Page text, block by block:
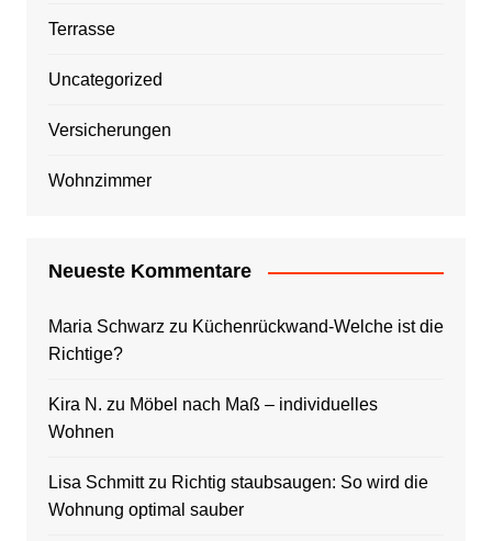
Terrasse
Uncategorized
Versicherungen
Wohnzimmer
Neueste Kommentare
Maria Schwarz zu Küchenrückwand-Welche ist die
Richtige?
Kira N. zu Möbel nach Maß – individuelles
Wohnen
Lisa Schmittzu Richtig staubsaugen: So wird die
Wohnung optimal sauber